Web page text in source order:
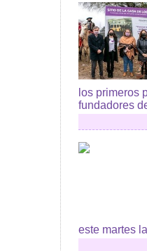
los primeros
fundadores
este martes